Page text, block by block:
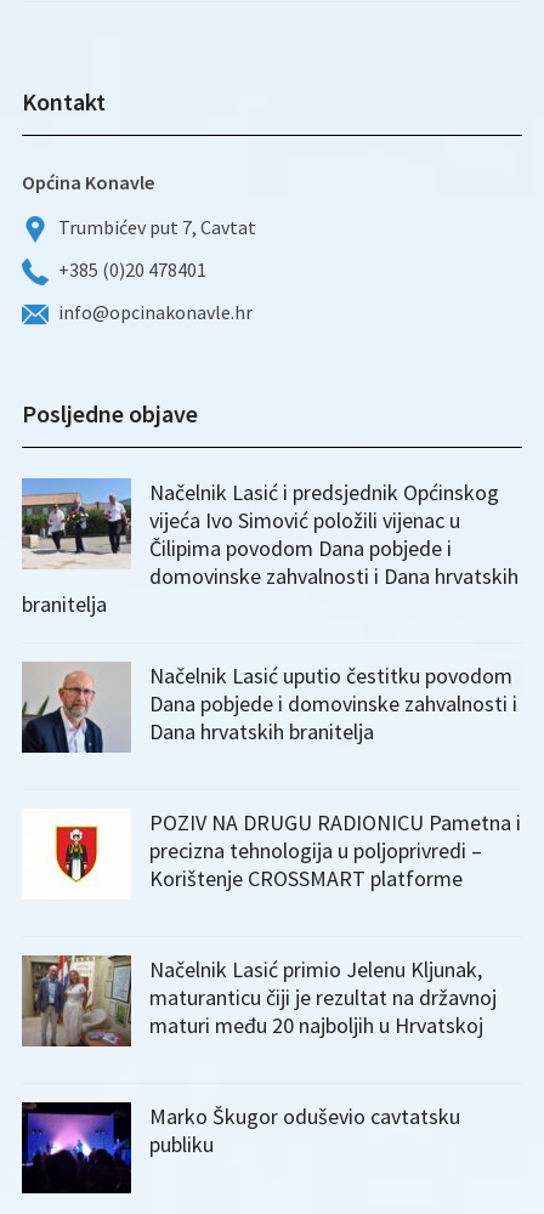
Kontakt
Općina Konavle
Trumbićev put 7, Cavtat
+385 (0)20 478401
info@opcinakonavle.hr
Posljedne objave
Načelnik Lasić i predsjednik Općinskog
vijeća Ivo Simović položili vijenac u
Čilipima povodom Dana pobjede i
domovinske zahvalnosti i Dana hrvatskih
branitelja
Načelnik Lasić uputio čestitku povodom
Dana pobjede i domovinske zahvalnosti i
Dana hrvatskih branitelja
POZIV NA DRUGU RADIONICU Pametna i
precizna tehnologija u poljoprivredi –
Korištenje CROSSMART platforme
Načelnik Lasić primio Jelenu Kljunak,
maturanticu čiji je rezultat na državnoj
maturi među 20 najboljih u Hrvatskoj
Marko Škugor oduševio cavtatsku
publiku